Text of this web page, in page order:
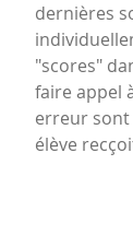
dernières
"scores"
faire appel
erreur sont
élève